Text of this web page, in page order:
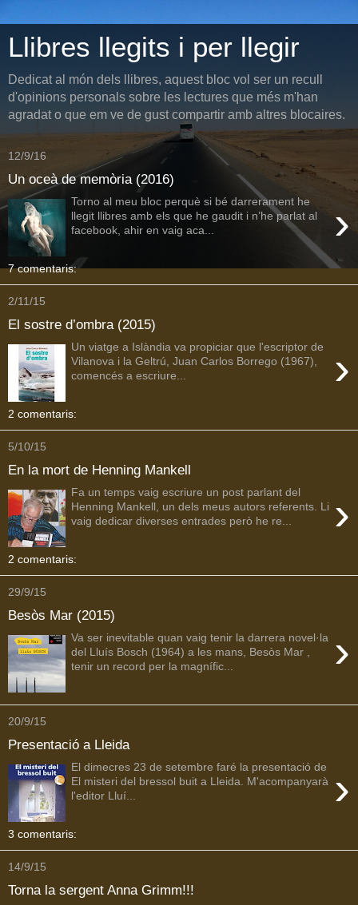
Llibres llegits i per llegir
Dedicat al món dels llibres, aquest bloc vol ser un recull
d'opinions personals sobre les lectures que més m'han
agradat o que em ve de gust compartir amb altres blocaires.
12/9/16
Un oceà de memòria (2016)
›
Torno al meu bloc perquè si bé darrerament he
llegit llibres amb els que he gaudit i n’he parlat al
facebook, ahir en vaig aca...
7 comentaris:
2/11/15
El sostre d’ombra (2015)
›
Un viatge a Islàndia va propiciar que l'escriptor de
Vilanova i la Geltrú, Juan Carlos Borrego (1967),
comencés a escriure...
2 comentaris:
5/10/15
En la mort de Henning Mankell
›
Fa un temps vaig escriure un post parlant del
Henning Mankell, un dels meus autors referents. Li
vaig dedicar diverses entrades però he re...
2 comentaris:
29/9/15
Besòs Mar (2015)
›
Va ser inevitable quan vaig tenir la darrera novel·la
del Lluís Bosch (1964) a les mans, Besòs Mar ,
tenir un record per la magnífic...
20/9/15
Presentació a Lleida
›
El dimecres 23 de setembre faré la presentació de
El misteri del bressol buit a Lleida. M'acompanyarà
l'editor Lluí...
3 comentaris:
14/9/15
Torna la sergent Anna Grimm!!!